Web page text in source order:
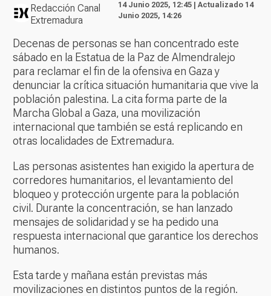
Redacción Canal
Extremadura
14 Junio 2025, 12:45 | Actualizado 14
Junio 2025, 14:26
Decenas de personas se han concentrado este
sábado en la Estatua de la Paz de Almendralejo
para reclamar el fin de la ofensiva en Gaza y
denunciar la crítica situación humanitaria que vive la
población palestina. La cita forma parte de la
Marcha Global a Gaza, una movilización
internacional que también se está replicando en
otras localidades de Extremadura.
Las personas asistentes han exigido la apertura de
corredores humanitarios, el levantamiento del
bloqueo y protección urgente para la población
civil. Durante la concentración, se han lanzado
mensajes de solidaridad y se ha pedido una
respuesta internacional que garantice los derechos
humanos.
Esta tarde y mañana están previstas más
movilizaciones en distintos puntos de la región.